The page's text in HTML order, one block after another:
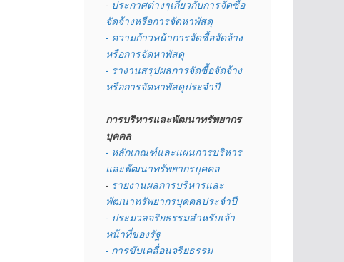
- ประกาศต่างๆเกี่ยวกับการจัดซื้อ
จัดจ้างหรือการจัดหาพัสดุ
- ความก้าวหน้าการจัดซื้อจัดจ้าง
หรือการจัดหาพัสดุ
- รางานสรุปผลการจัดซื้อจัดจ้าง
หรือการจัดหาพัสดุประจำปี
การบริหารและพัฒนาทรัพยากร
บุคคล
- หลักเกณฑ์และแผนการบริหาร
และพัฒนาทรัพยากรบุคคล
- รายงานผลการบริหารและ
พัฒนาทรัพยากรบุคคลประจำปี
- ประมวลจริยธรรมสำหรับเจ้า
หน้าที่ของรัฐ
- การขับเคลื่อนจริยธรรม